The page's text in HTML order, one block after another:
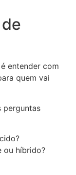
entender com
quem vai
perguntas
ou híbrido?